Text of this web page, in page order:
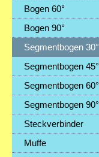
Bogen 60°
Bogen 90°
Segmentbogen 30°
Segmentbogen 45°
Segmentbogen 60°
Segmentbogen 90°
Steckverbinder
Muffe